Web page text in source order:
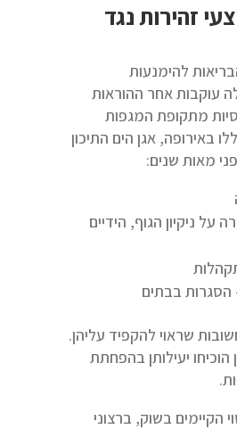
זהירות נגד
להימנעות
עוקבות אחר ההוראות
מתקופת המגפות
באירופה, אגן הים התיכון
מאות שנים:
על ניקיון הגוף, הידיים
בבתים
שראוי להקפיד עליהן.
הוכיחו יעילותן בהפחתת
הקיימים בשוק, ברצוני